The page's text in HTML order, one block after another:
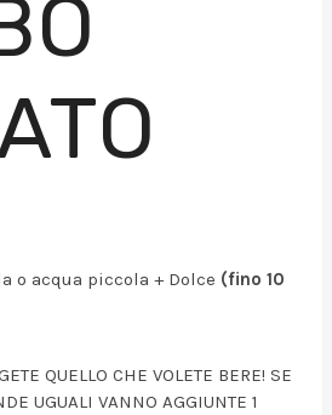
o acqua piccola + Dolce (fino 10
QUELLO CHE VOLETE BERE! SE
UGUALI VANNO AGGIUNTE 1